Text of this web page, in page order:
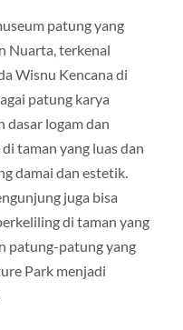
patung yang
Nuarta, terkenal
Wisnu Kencana di
patung karya
dasar logam dan
taman yang luas dan
damai dan estetik.
juga bisa
di taman yang
patung-patung yang
Park menjadi